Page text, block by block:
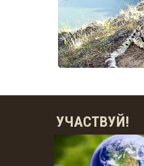
УЧАСТВУЙ!